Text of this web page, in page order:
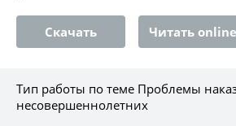
Скачать Читать online
Тип работы по теме Проблемы
несовершеннолетних